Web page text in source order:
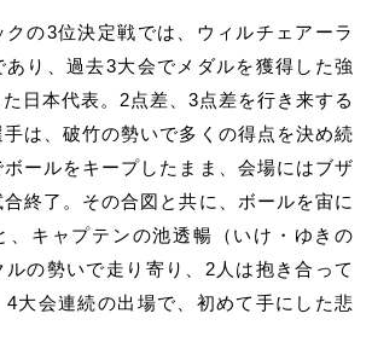
クの3位決定戦では、ウィルチェアーラ
あり、過去3大会でメダルを獲得した強
日本代表。2点差、3点差を行き来する
手は、破竹の勢いで多くの得点を決め続
ールをキープしたまま、会場にはブザ
終了。その合図と共に、ボールを宙に
、キャプテンの池透暢 （いけ・ゆきの
の勢いで走り寄り、2人は抱き合って
4大会連続の出場で、初めて手にした悲